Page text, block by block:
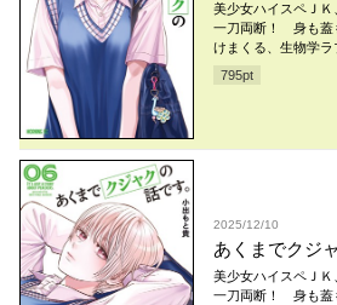
美少女ハイスペＪ
一刀両断！ 身も蓋
けまくる、生物学ラ
795pt
2025/12/10
あくまでクジ
美少女ハイスペＪ
一刀両断！ 身も蓋